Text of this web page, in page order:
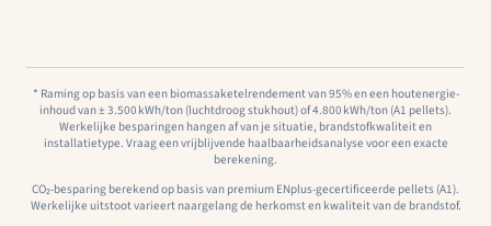
* Raming op basis van een biomassaketelrendement van 95% en een houtenergie-
inhoud van ± 3.500 kWh/ton (luchtdroog stukhout) of 4.800 kWh/ton (A1 pellets).
Werkelijke besparingen hangen af van je situatie, brandstofkwaliteit en
installatietype. Vraag een vrijblijvende haalbaarheidsanalyse voor een exacte
berekening.
CO₂-besparing berekend op basis van premium ENplus-gecertificeerde pellets (A1).
Werkelijke uitstoot varieert naargelang de herkomst en kwaliteit van de brandstof.